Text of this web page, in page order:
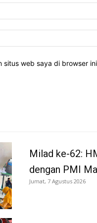
situs web saya di browser
Milad ke-62:
dengan PMI
Jumat, 7 Agustus 2026